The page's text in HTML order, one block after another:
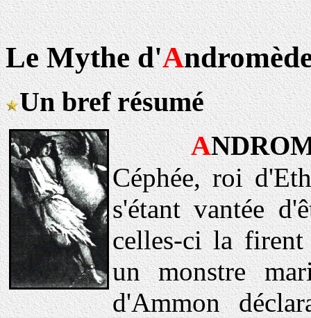
Le Mythe d'A
Un bref résumé
A
Céphée, roi
s'étant vantée
celles-ci la
un monstre
d'Ammon